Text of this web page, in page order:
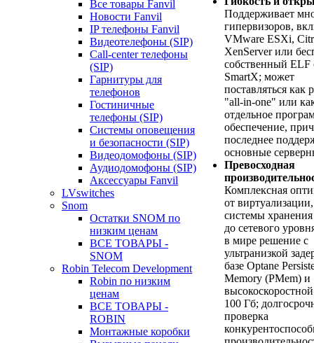
Все товары Fanvil
Новости Fanvil
IP телефоны Fanvil
Видеотелефоны (SIP)
Call-center телефоны
(SIP)
Гарнитуры для
телефонов
Гостиничные
телефоны (SIP)
Системы оповещения
и безопасности (SIP)
Видеодомофоны (SIP)
Аудиодомофоны (SIP)
Аксессуары Fanvil
LVswitches
Snom
Остатки SNOM по
низким ценам
ВСЕ ТОВАРЫ -
SNOM
Robin Telecom Development
Robin по низким
ценам
ВСЕ ТОВАРЫ -
ROBIN
Монтажные коробки
Поддерживает
гипервизоров,
VMware ESXi,
XenServer или
собственный ELF
SmartX; может
поставляться как
"all-in-one" или
отдельное
обеспечение,
последнее
основные
Превосходная
Комплексная
от виртуализации,
системы
до сетевого
в мире решение с
ультранизкой
базе Optane
Memory (PMem) и
100 Гб;
проверка